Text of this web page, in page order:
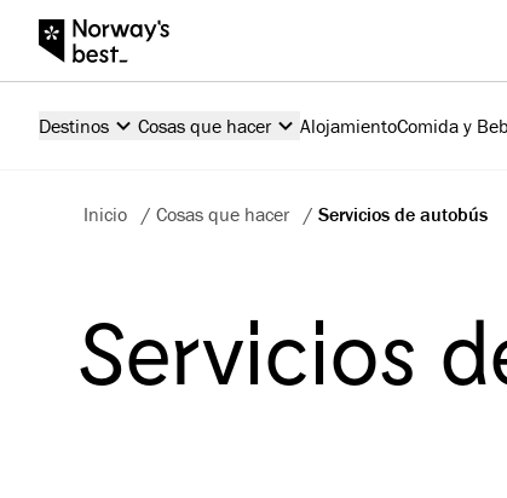
Destinos Cosas que hacer AlojamientoComida y
Inicio / Cosas que hacer / Servicios de autobús
Servicios